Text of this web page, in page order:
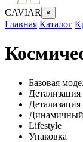
CAVIAR ×
Главная Каталог
Базовая
Детализация
Динамичный
Lifestyle
Упаковка